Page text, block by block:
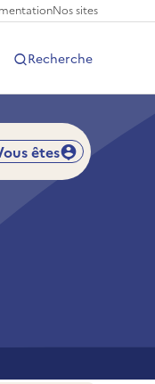
Nos sites
Recherche
êtes